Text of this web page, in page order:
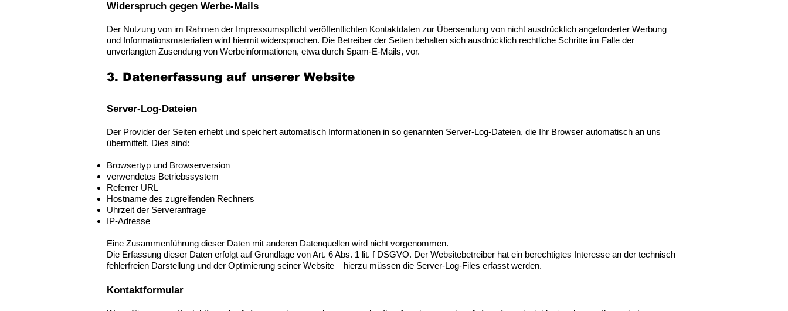
Widerspruch gegen Werbe-Mails
Der Nutzung von im Rahmen der Impressumspflicht veröffentlichten Kontaktdaten zur Übersendung von nicht ausdrücklich angeforderter Werbung
und Informationsmaterialien wird hiermit widersprochen. Die Betreiber der Seiten behalten sich ausdrücklich rechtliche Schritte im Falle der
unverlangten Zusendung von Werbeinformationen, etwa durch Spam-E-Mails, vor.
3. Datenerfassung auf unserer Website
Server-Log-Dateien
Der Provider der Seiten erhebt und speichert automatisch Informationen in so genannten Server-Log-Dateien, die Ihr Browser automatisch an uns
übermittelt. Dies sind:
Browsertyp und Browserversion
verwendetes Betriebssystem
Referrer URL
Hostname des zugreifenden Rechners
Uhrzeit der Serveranfrage
IP-Adresse
Eine Zusammenführung dieser Daten mit anderen Datenquellen wird nicht vorgenommen.
Die Erfassung dieser Daten erfolgt auf Grundlage von Art. 6 Abs. 1 lit. f DSGVO. Der Websitebetreiber hat ein berechtigtes Interesse an der technisch
fehlerfreien Darstellung und der Optimierung seiner Website – hierzu müssen die Server-Log-Files erfasst werden.
Kontaktformular